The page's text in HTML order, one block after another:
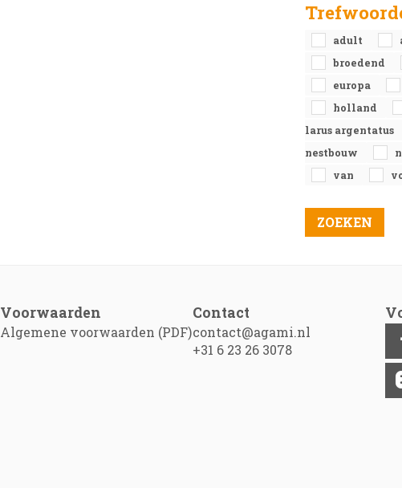
adult
broedend
europa
holland
larus argentatus
nestbouw
van
Voorwaarden
Algemene voorwaarden (PDF)
Contact
contact@agami.nl
+31 6 23 26 3078